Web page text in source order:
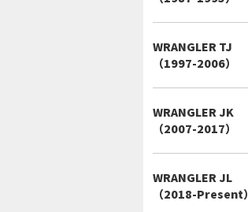
WRANGLER TJ
（1997-2006）
WRANGLER JK
（2007-2017）
WRANGLER JL
（2018-Present）